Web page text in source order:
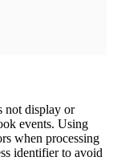
not display or
events. Using
when processing
identifier to avoid